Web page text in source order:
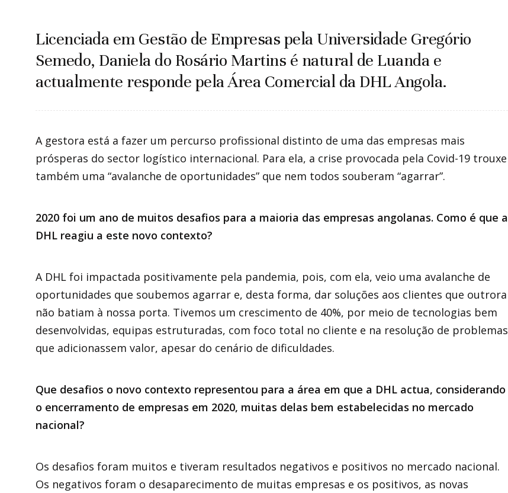
Licenciada em Gestão de Empresas pela Universidade Gregório
Semedo, Daniela do Rosário Martins é natural de Luanda e
actualmente responde pela Área Comercial da DHL Angola.
A gestora está a fazer um percurso profissional distinto de uma das empresas mais
prósperas do sector logístico internacional. Para ela, a crise provocada pela Covid-19 trouxe
também uma “avalanche de oportunidades” que nem todos souberam “agarrar”.
2020 foi um ano de muitos desafios para a maioria das empresas angolanas. Como é que a
DHL reagiu a este novo contexto?
A DHL foi impactada positivamente pela pandemia, pois, com ela, veio uma avalanche de
oportunidades que soubemos agarrar e, desta forma, dar soluções aos clientes que outrora
não batiam à nossa porta. Tivemos um crescimento de 40%, por meio de tecnologias bem
desenvolvidas, equipas estruturadas, com foco total no cliente e na resolução de problemas
que adicionassem valor, apesar do cenário de dificuldades.
Que desafios o novo contexto representou para a área em que a DHL actua, considerando
o encerramento de empresas em 2020, muitas delas bem estabelecidas no mercado
nacional?
Os desafios foram muitos e tiveram resultados negativos e positivos no mercado nacional.
Os negativos foram o desaparecimento de muitas empresas e os positivos, as novas